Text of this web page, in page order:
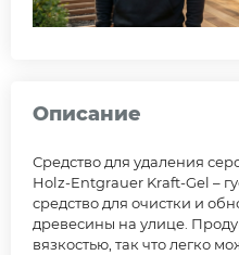
Описание
Средство для удаления
Holz-Entgrauer Kraft-Gel –
средство для очистки и
древесины на улице.
вязкостью, так что легко